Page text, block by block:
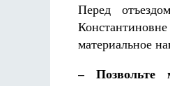
Перед
материальное
– Позвольте